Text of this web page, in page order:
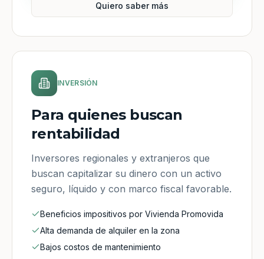
Quiero saber más
INVERSIÓN
Para quienes buscan
rentabilidad
Inversores regionales y extranjeros que
buscan capitalizar su dinero con un activo
seguro, líquido y con marco fiscal favorable.
Beneficios impositivos por Vivienda Promovida
Alta demanda de alquiler en la zona
Bajos costos de mantenimiento